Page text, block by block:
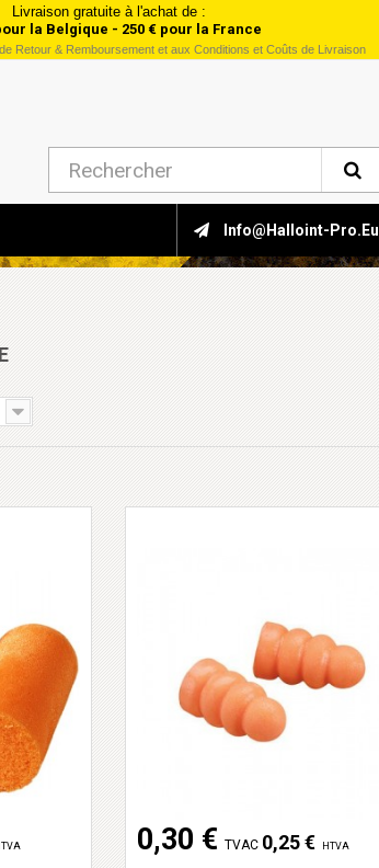
Livraison gratuite à l'achat de :
la Belgique - 250 € pour la France
Retour & Remboursement et aux Conditions et Coûts de Livraison
Info@halloint-Pro.eu
0,30 € TVAC 0,25 € HTVA